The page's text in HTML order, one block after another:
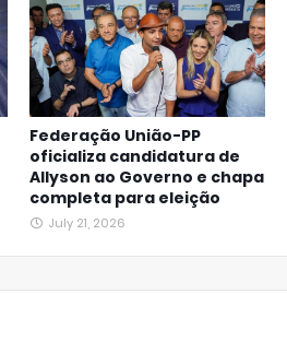
Federação União-PP
oficializa candidatura de
Allyson ao Governo e chapa
completa para eleição
July 21, 2026